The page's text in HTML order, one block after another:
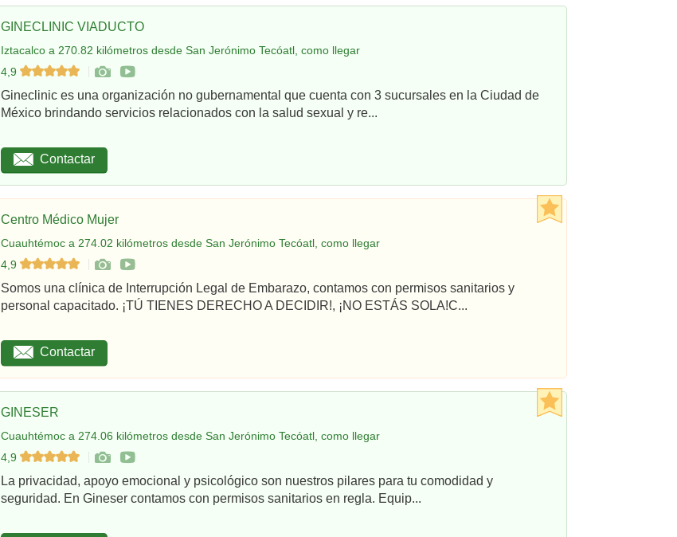
GINECLINIC VIADUCTO
Iztacalco a 270.82 kilómetros desde San Jerónimo Tecóatl, como llegar
4,9
Gineclinic es una organización no gubernamental que cuenta con 3 sucursales en la Ciudad de
México brindando servicios relacionados con la salud sexual y re...
Contactar
Centro Médico Mujer
Cuauhtémoc a 274.02 kilómetros desde San Jerónimo Tecóatl, como llegar
4,9
Somos una clínica de Interrupción Legal de Embarazo, contamos con permisos sanitarios y
personal capacitado. ¡TÚ TIENES DERECHO A DECIDIR!, ¡NO ESTÁS SOLA!C...
Contactar
GINESER
Cuauhtémoc a 274.06 kilómetros desde San Jerónimo Tecóatl, como llegar
4,9
La privacidad, apoyo emocional y psicológico son nuestros pilares para tu comodidad y
seguridad. En Gineser contamos con permisos sanitarios en regla. Equip...